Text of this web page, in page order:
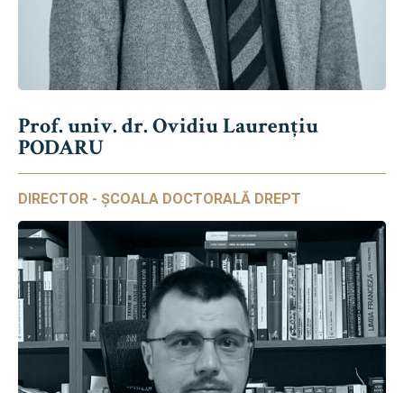
Prof. univ. dr. Ovidiu Laurențiu
PODARU
DIRECTOR - ȘCOALA DOCTORALĂ DREPT